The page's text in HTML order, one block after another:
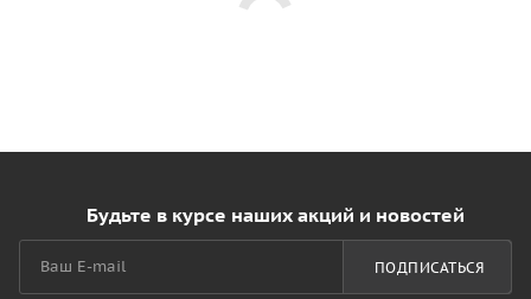
Будьте в курсе наших акций и новостей
ПОДПИСАТЬСЯ